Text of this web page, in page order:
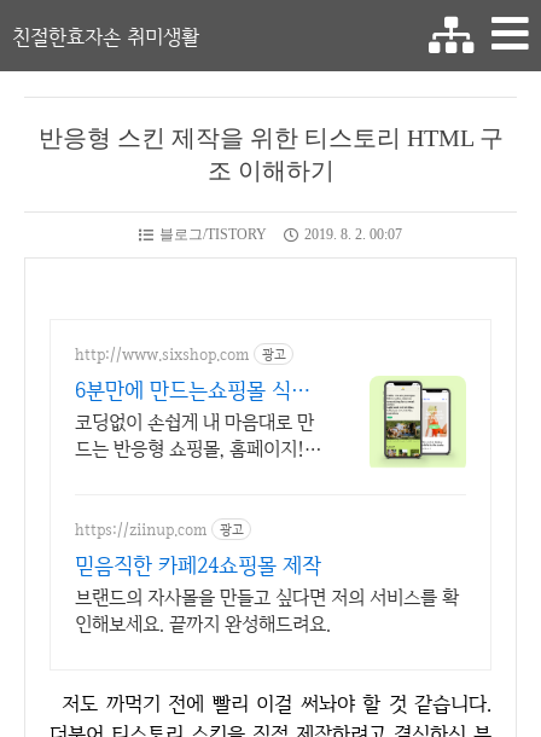
친절한효자손 취미생활
반응형 스킨 제작을 위한 티스토리 HTML 구
조 이해하기
블로그/TISTORY 2019. 8. 2. 00:07
http://www.sixshop.com 광고
6분만에 만드는쇼핑몰 식스
샵
코딩없이 손쉽게 내 마음대로 만
드는 반응형 쇼핑몰, 홈페이지!
https://ziinup.com 광고
믿음직한 카페24쇼핑몰 제작
브랜드의 자사몰을 만들고 싶다면 저의 서비스를 확
인해보세요. 끝까지 완성해드려요.
저도 까먹기 전에 빨리 이걸 써놔야 할 것 같습니다.